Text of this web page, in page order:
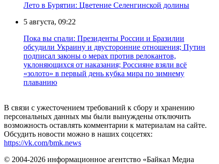
Лето в Бурятии: Цветение Селенгинской долины
5 августа, 09:22
Пока вы спали: Президенты России и Бразилии
обсудили Украину и двусторонние отношения; Путин
подписал законы о мерах против релокантов,
уклоняющихся от наказания; Россияне взяли всё
«золото» в первый день кубка мира по зимнему
плаванию
В связи с ужесточением требований к сбору и хранению
персональных данных мы были вынуждены отключить
возможность оставлять комментарии к материалам на сайте.
Обсудить новости можно в наших соцсетях:
https://vk.com/bmk.news
© 2004-2026 информационное агентство «Байкал Медиа